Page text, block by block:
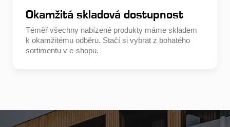
Okamžitá skladová dostupnost
Téměř všechny nabízené produkty máme skladem
k okamžitému odběru. Stačí si vybrat z bohatého
sortimentu v e-shopu.